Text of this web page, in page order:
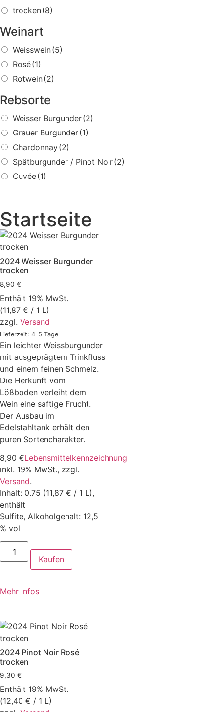
trocken(8)
Weinart
Weisswein(5)
Rosé(1)
Rotwein(2)
Rebsorte
Weisser Burgunder(2)
Grauer Burgunder(1)
Chardonnay(2)
Spätburgunder / Pinot Noir(2)
Cuvée(1)
Startseite
2024 Weisser Burgunder
trocken
8,90 €
Enthält 19% MwSt.
(11,87 € / 1 L)
zzgl. Versand
Lieferzeit: 4-5 Tage
Ein leichter Weissburgunder
mit ausgeprägtem Trinkfluss
und einem feinen Schmelz.
Die Herkunft vom
Lößboden verleiht dem
Wein eine saftige Frucht.
Der Ausbau im
Edelstahltank erhält den
puren Sortencharakter.
8,90 €Lebensmittelkennzeichnung
inkl. 19% MwSt., zzgl.
Versand.
Inhalt: 0.75 (11,87 € / 1 L),
enthält
Sulfite, Alkoholgehalt: 12,5
% vol
Kaufen
Mehr Infos
2024 Pinot Noir Rosé
trocken
9,30 €
Enthält 19% MwSt.
(12,40 € / 1 L)